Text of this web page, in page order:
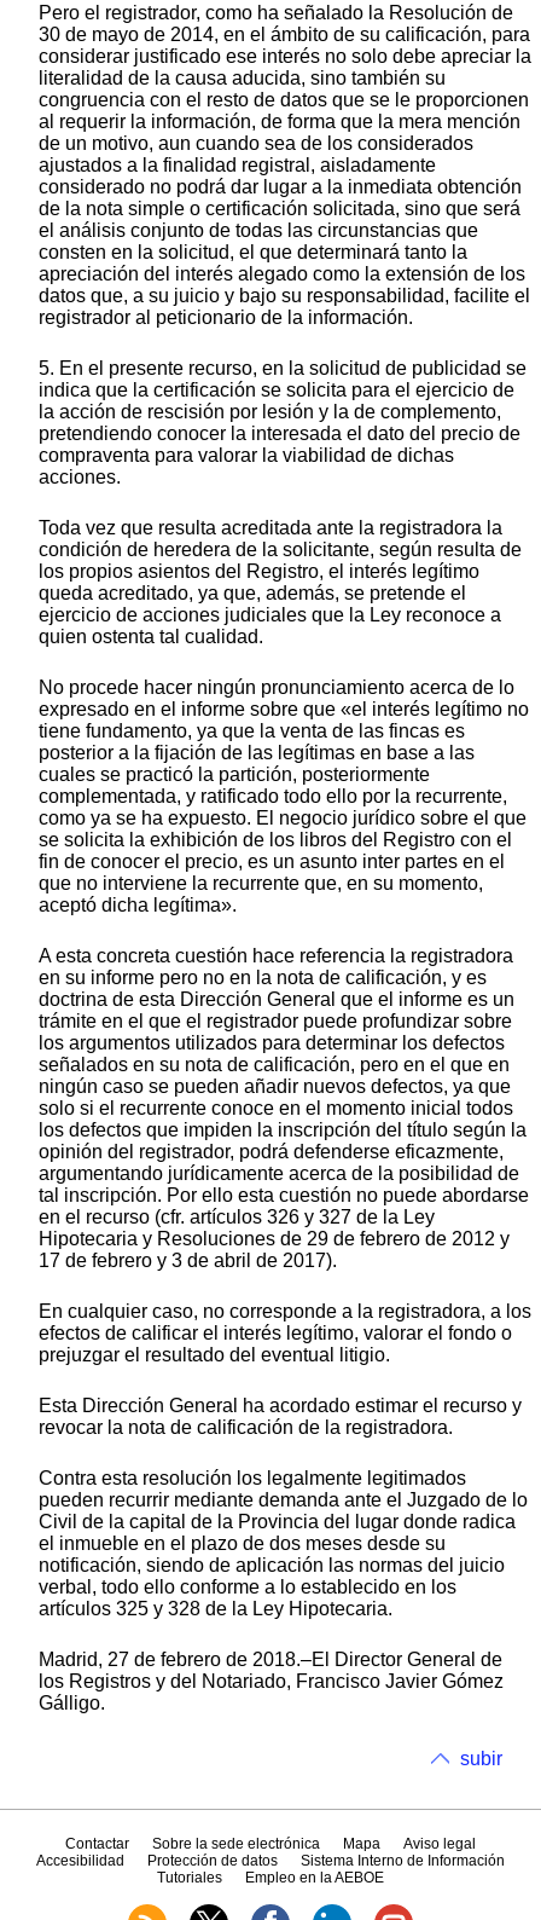
Pero el registrador, como ha señalado la Resolución de
30 de mayo de 2014, en el ámbito de su calificación, para
considerar justificado ese interés no solo debe apreciar la
literalidad de la causa aducida, sino también su
congruencia con el resto de datos que se le proporcionen
al requerir la información, de forma que la mera mención
de un motivo, aun cuando sea de los considerados
ajustados a la finalidad registral, aisladamente
considerado no podrá dar lugar a la inmediata obtención
de la nota simple o certificación solicitada, sino que será
el análisis conjunto de todas las circunstancias que
consten en la solicitud, el que determinará tanto la
apreciación del interés alegado como la extensión de los
datos que, a su juicio y bajo su responsabilidad, facilite el
registrador al peticionario de la información.
5. En el presente recurso, en la solicitud de publicidad se
indica que la certificación se solicita para el ejercicio de
la acción de rescisión por lesión y la de complemento,
pretendiendo conocer la interesada el dato del precio de
compraventa para valorar la viabilidad de dichas
acciones.
Toda vez que resulta acreditada ante la registradora la
condición de heredera de la solicitante, según resulta de
los propios asientos del Registro, el interés legítimo
queda acreditado, ya que, además, se pretende el
ejercicio de acciones judiciales que la Ley reconoce a
quien ostenta tal cualidad.
No procede hacer ningún pronunciamiento acerca de lo
expresado en el informe sobre que «el interés legítimo no
tiene fundamento, ya que la venta de las fincas es
posterior a la fijación de las legítimas en base a las
cuales se practicó la partición, posteriormente
complementada, y ratificado todo ello por la recurrente,
como ya se ha expuesto. El negocio jurídico sobre el que
se solicita la exhibición de los libros del Registro con el
fin de conocer el precio, es un asunto inter partes en el
que no interviene la recurrente que, en su momento,
aceptó dicha legítima».
A esta concreta cuestión hace referencia la registradora
en su informe pero no en la nota de calificación, y es
doctrina de esta Dirección General que el informe es un
trámite en el que el registrador puede profundizar sobre
los argumentos utilizados para determinar los defectos
señalados en su nota de calificación, pero en el que en
ningún caso se pueden añadir nuevos defectos, ya que
solo si el recurrente conoce en el momento inicial todos
los defectos que impiden la inscripción del título según la
opinión del registrador, podrá defenderse eficazmente,
argumentando jurídicamente acerca de la posibilidad de
tal inscripción. Por ello esta cuestión no puede abordarse
en el recurso (cfr. artículos 326 y 327 de la Ley
Hipotecaria y Resoluciones de 29 de febrero de 2012 y
17 de febrero y 3 de abril de 2017).
En cualquier caso, no corresponde a la registradora, a los
efectos de calificar el interés legítimo, valorar el fondo o
prejuzgar el resultado del eventual litigio.
Esta Dirección General ha acordado estimar el recurso y
revocar la nota de calificación de la registradora.
Contra esta resolución los legalmente legitimados
pueden recurrir mediante demanda ante el Juzgado de lo
Civil de la capital de la Provincia del lugar donde radica
el inmueble en el plazo de dos meses desde su
notificación, siendo de aplicación las normas del juicio
verbal, todo ello conforme a lo establecido en los
artículos 325 y 328 de la Ley Hipotecaria.
Madrid, 27 de febrero de 2018.–El Director General de
los Registros y del Notariado, Francisco Javier Gómez
Gálligo.
subir
Contactar Sobre la sede electrónica Mapa
Aviso legal
Accesibilidad
Protección de datos
Sistema Interno de Información
Tutoriales
Empleo en la AEBOE